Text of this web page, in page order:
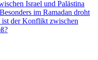
Israel und Palästina
im Ramadan droht
ist der Konflikt zwischen